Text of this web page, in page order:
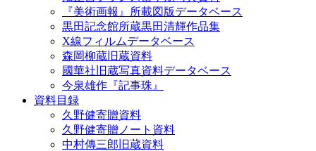
『美術画報』所載図版データベース
黒田記念館所蔵黒田清輝作品集
X線フィルムデータベース
森岡柳蔵旧蔵資料
國華社旧蔵写真資料データベース
今泉雄作『記事珠』
資料目録
久野健寄贈資料
久野健寄贈ノート資料
中村傳三郎旧蔵資料